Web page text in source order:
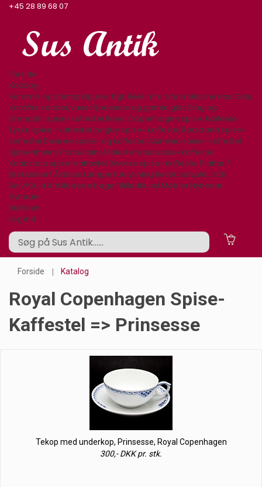
+45 28 89 68 07
Forside
Katalog
Keramik og stentøj Figurer. Kgl. B&G, mm. Varia Glasservice Glas,
Karafler,kander,vaser Specielle og gamle glas Bing og
Grøndahl spise-kaffestel Royal Copenhagen spise-kaffestel
Tyske spise- kaffestel Lyngby spise- kaffestel Rørstrand spise-
kaffestel Desiree spise- og kaffestel Aluminia spise- kaffestel
Kjøbenhavns Porcellains Maleri Arabia spise-kaffestel
Knabstrup spise-kaffestel Diverse spise- kaffestel Platter /
årsklokker/ Årskrus Lamper/belysning Bestik sølvplet, stål
Sølv/Guld Afbilledede bøger Billedkunst Møbler Nyheder
Nyheder
Butikken
Log ind
Forside Katalog
Royal Copenhagen Spise-
Kaffestel => Prinsesse
Tekop med underkop, Prinsesse, Royal Copenhagen
300,- DKK pr. stk.